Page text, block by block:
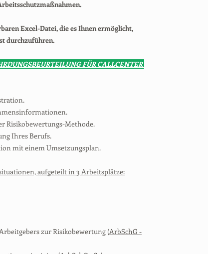
Excel-Datei, die es Ihnen ermöglicht,
durchzuführen.
FÜR CALLCENTER
Risikobewertungs-Methode.
Ihres Berufs.
mit einem Umsetzungsplan.
aufgeteilt in 3 Arbeitsplätze:
zur Risikobewertung (ArbSchG -